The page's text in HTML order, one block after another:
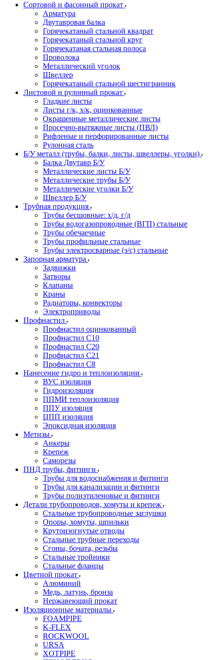
Сортовой и фасонный прокат
Арматура
Двутавровая балка
Горячекатаный стальной квадрат
Горячекатаный стальной круг
Горячекатаная стальная полоса
Проволока
Металлический уголок
Швеллер
Горячекатаный стальной шестигранник
Листовой и рулонный прокат
Гладкие листы
Листы г/к, х/к, оцинкованные
Окрашенные металлические листы
Просечно-вытяжные листы (ПВЛ)
Рифленые и перфорированные листы
Рулонная сталь
Б/У металл (трубы, балки, листы, швеллеры, уголки)
Балка Двутавр Б/У
Металлические листы Б/У
Металлические трубы Б/У
Металлические уголки Б/У
Швеллер Б/У
Трубная продукция
Трубы бесшовные: х/д, г/д
Трубы водогазопроводные (ВГП) стальные
Трубы обечаечные
Трубы профильные стальные
Трубы электросварные (э/с) стальные
Запорная арматура
Задвижки
Затворы
Клапаны
Краны
Радиаторы, конвекторы
Электроприводы
Профнастил
Профнастил оцинкованный
Профнастил С10
Профнастил С20
Профнастил С21
Профнастил С8
Нанесение гидро и теплоизоляции
ВУС изоляция
Гидроизоляция
ППМИ теплоизоляция
ППУ изоляция
ЦПП изоляция
Эпоксидная изоляция
Метизы
Анкеры
Крепеж
Саморезы
ПНД трубы, фитинги
Трубы для водоснабжения и фитинги
Трубы для канализации и фитинги
Трубы полиэтиленовые и фитинги
Детали трубопроводов, хомуты и крепеж
Стальные трубопроводные заглушки
Опоры, хомуты, шпильки
Крутоизогнутые отводы
Стальные трубные переходы
Сгоны, бочата, резьбы
Стальные тройники
Стальные фланцы
Цветной прокат
Алюминий
Медь, латунь, бронза
Нержавеющий прокат
Изоляционные материалы
FOAMPIPE
K-FLEX
ROCKWOOL
URSA
XOTPIPE